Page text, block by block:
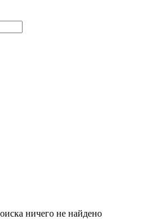
ничего не найдено